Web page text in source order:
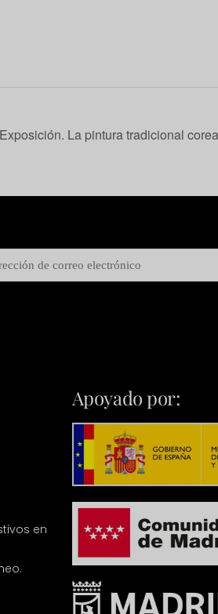
Exposición. La pintura tradicional
en
Apoyado por: